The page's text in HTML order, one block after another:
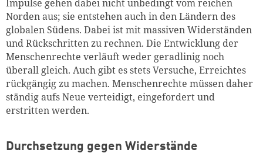
Impulse gehen dabei nicht unbedingt vom reichen
Norden aus; sie entstehen auch in den Ländern des
globalen Südens. Dabei ist mit massiven Widerständen
und Rückschritten zu rechnen. Die Entwicklung der
Menschenrechte verläuft weder geradlinig noch
überall gleich. Auch gibt es stets Versuche, Erreichtes
rückgängig zu machen. Menschenrechte müssen daher
ständig aufs Neue verteidigt, eingefordert und
erstritten werden.
Durchsetzung gegen Widerstände
weiter lesen Zum Warenkorb